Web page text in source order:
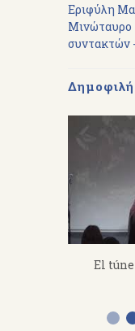
Εριφύλη
Μινώταυρο
συντακτών
El